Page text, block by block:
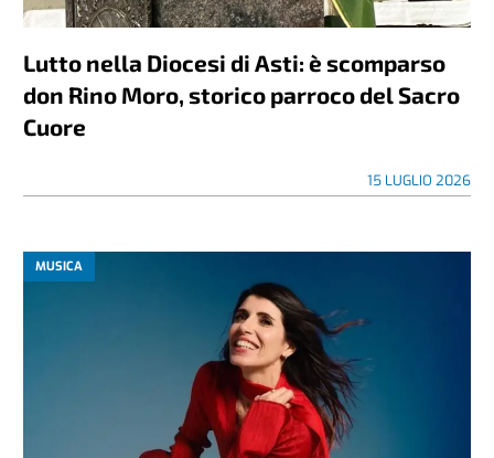
Lutto nella Diocesi di Asti: è scomparso
don Rino Moro, storico parroco del Sacro
Cuore
15 LUGLIO 2026
MUSICA